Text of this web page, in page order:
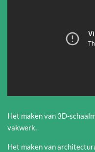
Het maken van 3D-
vakwerk.
Het maken van